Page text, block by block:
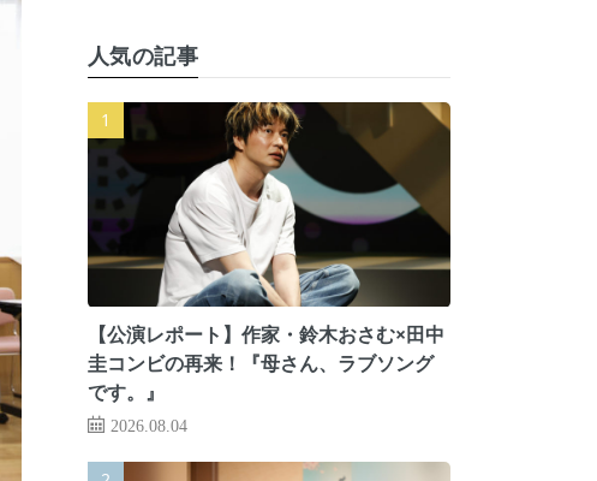
人気の記事
【公演レポート】作家・鈴木おさむ×田中
圭コンビの再来！『母さん、ラブソング
です。』
2026.08.04